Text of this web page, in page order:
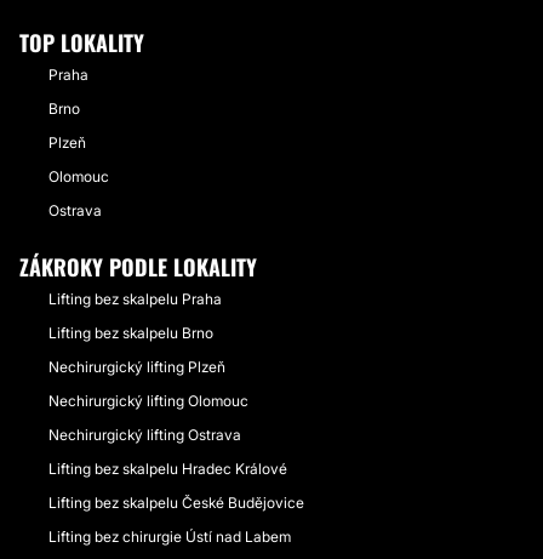
TOP LOKALITY
Praha
Brno
Plzeň
Olomouc
Ostrava
ZÁKROKY PODLE LOKALITY
Lifting bez skalpelu Praha
Lifting bez skalpelu Brno
Nechirurgický lifting Plzeň
Nechirurgický lifting Olomouc
Nechirurgický lifting Ostrava
Lifting bez skalpelu Hradec Králové
Lifting bez skalpelu České Budějovice
Lifting bez chirurgie Ústí nad Labem